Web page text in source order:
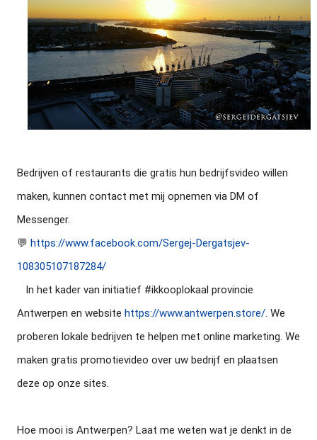
Bedrijven of restaurants die gratis hun bedrijfsvideo willen
maken, kunnen contact met mij opnemen via DM of
Messenger.
💬 https://www.facebook.com/Sergej-Dergatsjev-
108305107187284/
Antwerpen en website https://www.antwerpen.store/. We
proberen lokale bedrijven te helpen met online marketing. We
maken gratis promotievideo over uw bedrijf en plaatsen
deze op onze sites.
Hoe mooi is Antwerpen? Laat me weten wat je denkt in de